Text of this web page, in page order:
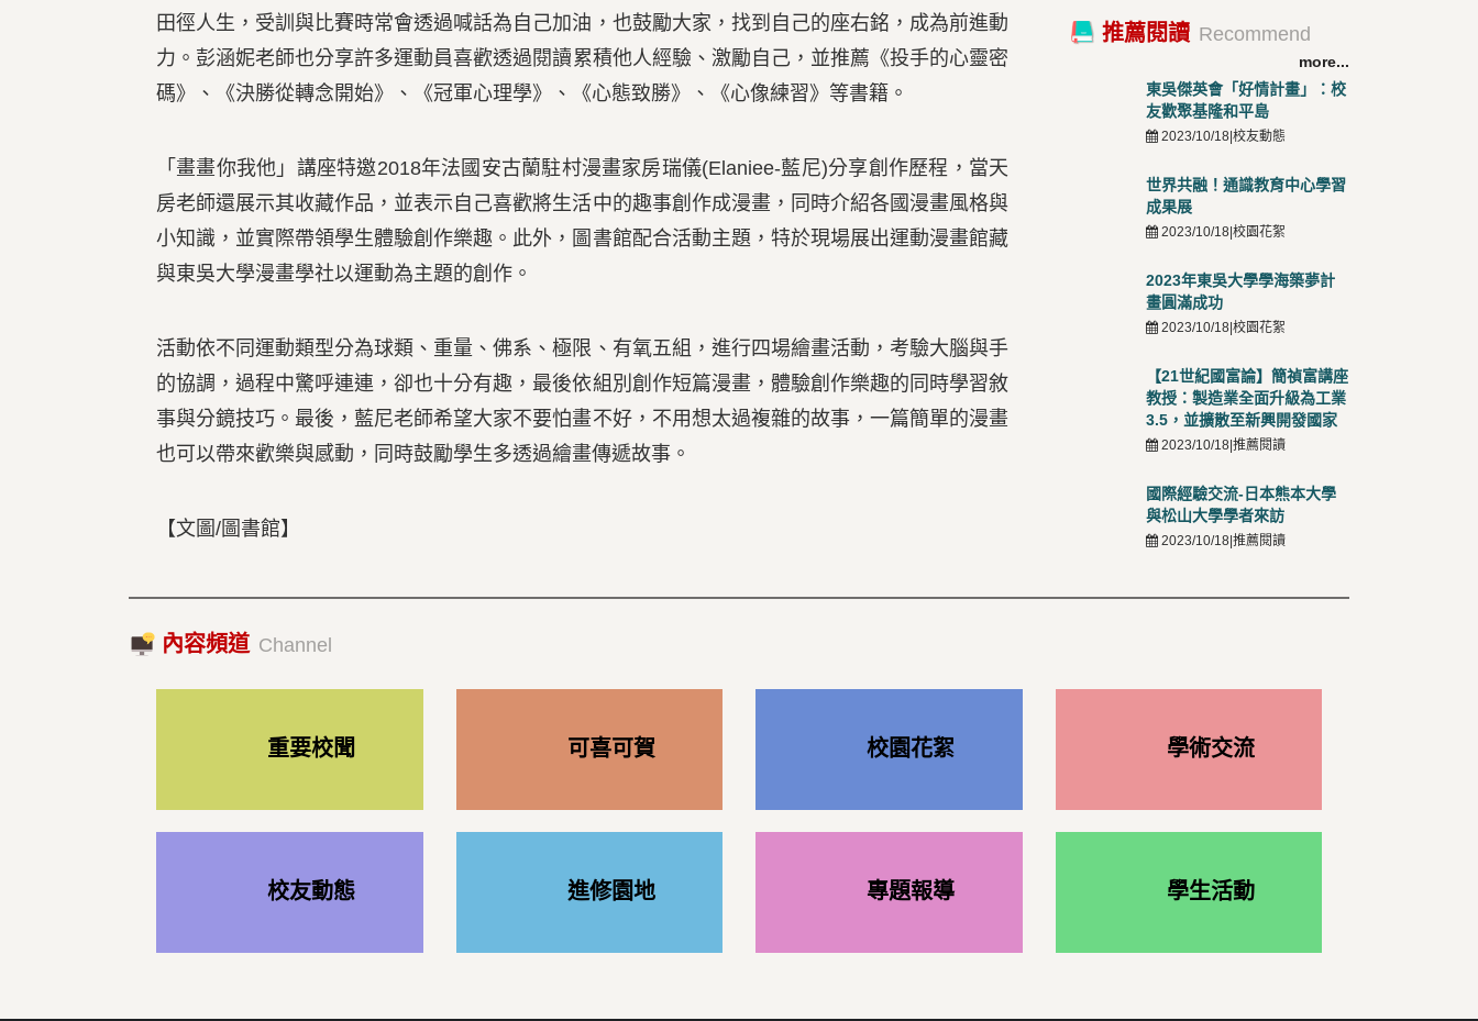
田徑人生，受訓與比賽時常會透過喊話為自己加油，也鼓勵大家，找到自己的座右銘，成為前進動
力。 彭涵妮老師也分享許多運動員喜歡透過閱讀累積他人經驗、激勵自己，並推薦《投手的心靈密
碼》、《決勝從轉念開始》、《冠軍心理學》、《心態致勝》、《心像練習》等書籍。
「畫畫你我他」講座特邀2018年法國安古蘭駐村漫畫家房瑞儀(Elaniee-藍尼)分享創作歷程，當天
房老師還展示其收藏作品，並表示自己喜歡將生活中的趣事創作成漫畫，同時介紹各國漫畫風格與
小知識，並實際帶領學生體驗創作樂趣。此外，圖書館配合活動主題，特於現場展出運動漫畫館藏
與東吳大學漫畫學社以運動為主題的創作。
活動依不同運動類型分為球類、重量、佛系、極限、有氧五組，進行四場繪畫活動，考驗大腦與手
的協調，過程中驚呼連連，卻也十分有趣，最後依組別創作短篇漫畫，體驗創作樂趣的同時學習敘
事與分鏡技巧。最後，藍尼老師希望大家不要怕畫不好，不用想太過複雜的故事，一篇簡單的漫畫
也可以帶來歡樂與感動，同時鼓勵學生多透過繪畫傳遞故事。
【文圖/圖書館】
推薦閱讀 Recommend
more...
東吳傑英會「好情計畫」：校
友歡聚基隆和平島
2023/10/18|校友動態
世界共融！通識教育中心學習
成果展
2023/10/18|校園花絮
2023年東吳大學學海築夢計
畫圓滿成功
2023/10/18|校園花絮
【21世紀國富論】簡禎富講座
教授：製造業全面升級為工業
3.5，並擴散至新興開發國家
2023/10/18|推薦閱讀
國際經驗交流-日本熊本大學
與松山大學學者來訪
2023/10/18|推薦閱讀
內容頻道 Channel
重要校聞 可喜可賀 校園花絮 學術交流
校友動態 進修園地 專題報導 學生活動